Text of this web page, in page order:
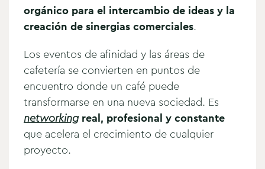
orgánico para el intercambio de ideas y la
creación de sinergias comerciales.
Los eventos de afinidad y las áreas de
cafetería se convierten en puntos de
encuentro donde un café puede
transformarse en una nueva sociedad. Es
networkingreal, profesional y constante
que acelera el crecimiento de cualquier
proyecto.